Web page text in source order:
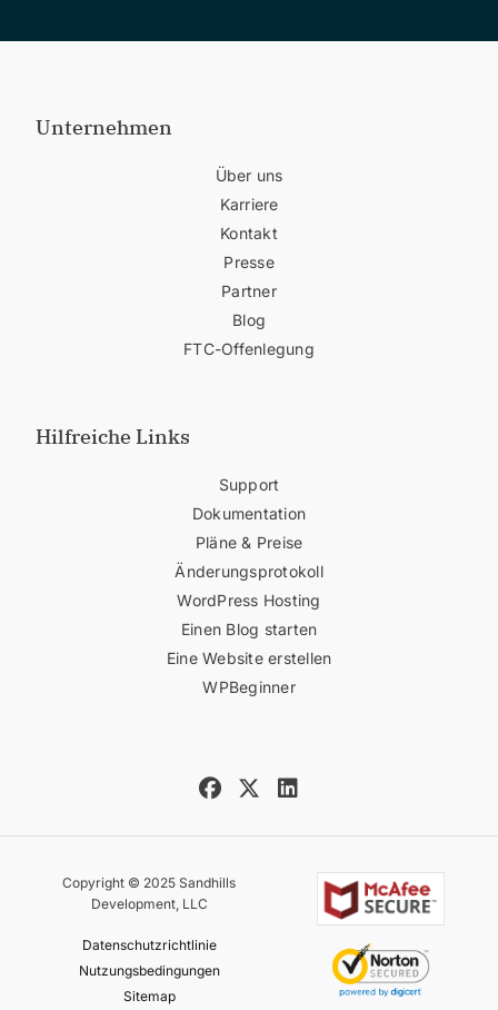
Unternehmen
Über uns
Karriere
Kontakt
Presse
Partner
Blog
FTC-Offenlegung
Hilfreiche Links
Support
Dokumentation
Pläne & Preise
Änderungsprotokoll
WordPress Hosting
Einen Blog starten
Eine Website erstellen
WPBeginner
Copyright © 2025 Sandhills
Development, LLC
Datenschutzrichtlinie
Nutzungsbedingungen
Sitemap